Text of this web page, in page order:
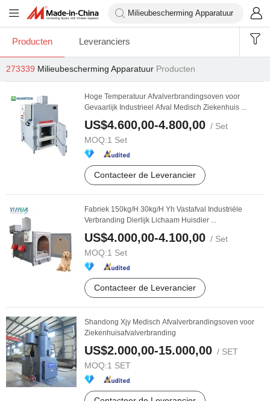
Producten Leveranciers
273339 Milieubescherming Apparatuur Producten
Hoge Temperatuur Afvalverbrandingsoven voor
Gevaarlijk Industrieel Afval Medisch Ziekenhuis ...
US$4.600,00-4.800,00 / Set
MOQ:1 Set
Contacteer de Leverancier
Fabriek 150kg/H 30kg/H Yh Vastafval Industriële
Verbranding Dierlijk Lichaam Huisdier ...
US$4.000,00-4.100,00 / Set
MOQ:1 Set
Contacteer de Leverancier
Shandong Xjy Medisch Afvalverbrandingsoven voor
Ziekenhuisafvalverbranding
US$2.000,00-15.000,00 / SET
MOQ:1 SET